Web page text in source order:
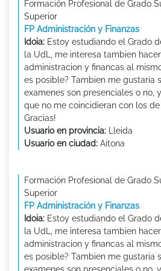
Formación Profesional de Grado
Superior
FP Administración y Finanzas
Idoia: Estoy estudiando el Grado
la UdL, me interesa tambien
administracion y financas al
es posible? Tambien me gustaria
examenes son presenciales o no,
que no me coincidieran con los
Gracias!
Usuario en provincia: Lleida
Usuario en ciudad: Aitona
Formación Profesional de Grado
Superior
FP Administración y Finanzas
Idoia: Estoy estudiando el Grado
la UdL, me interesa tambien
administracion y financas al
es posible? Tambien me gustaria
examenes son presenciales o no,